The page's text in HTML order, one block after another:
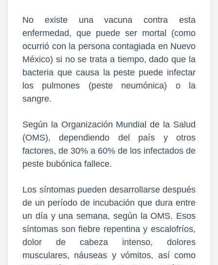
No existe una vacuna contra esta
enfermedad, que puede ser mortal (como
ocurrió con la persona contagiada en Nuevo
México) si no se trata a tiempo, dado que la
bacteria que causa la peste puede infectar
los pulmones (peste neumónica) o la
sangre.
Según la Organización Mundial de la Salud
(OMS), dependiendo del país y otros
factores, de 30% a 60% de los infectados de
peste bubónica fallece.
Los síntomas pueden desarrollarse después
de un período de incubación que dura entre
un día y una semana, según la OMS. Esos
síntomas son fiebre repentina y escalofríos,
dolor de cabeza intenso, dolores
musculares, náuseas y vómitos, así como